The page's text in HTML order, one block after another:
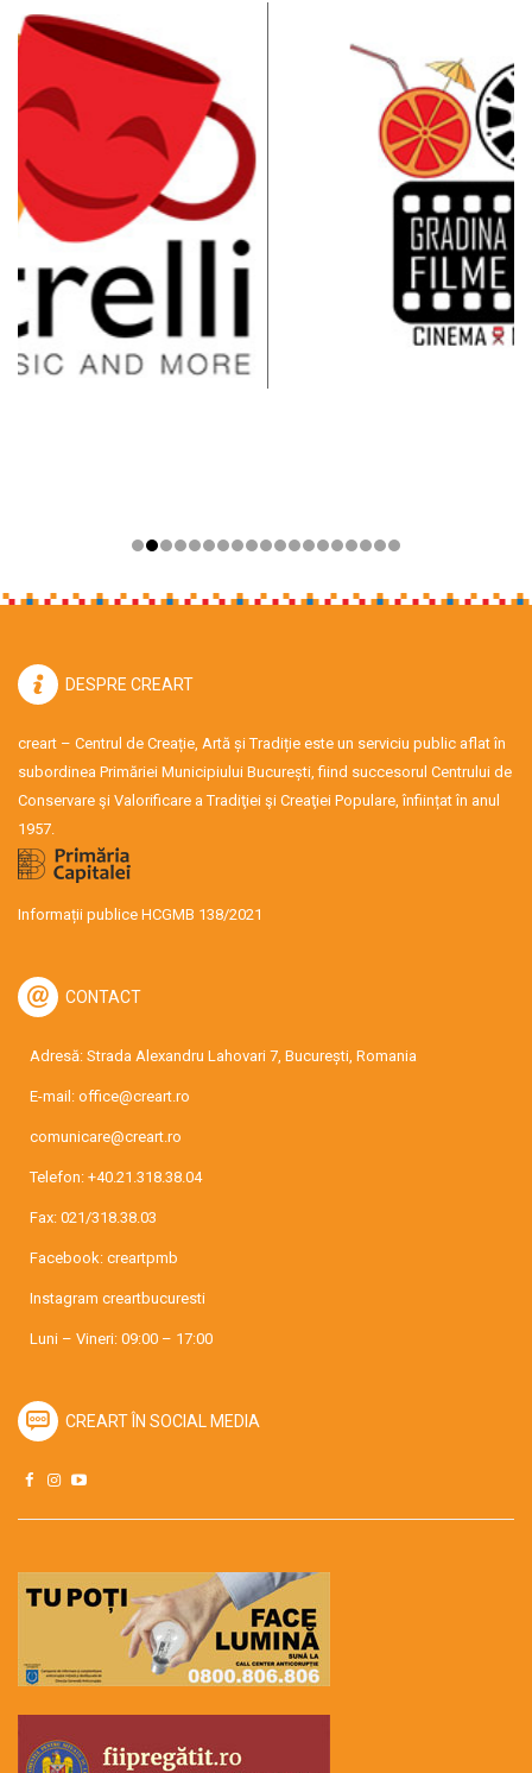
DESPRE CREART
creart – Centrul de Creație, Artă și Tradiție este un serviciu public aflat în
subordinea Primăriei Municipiului București, fiind succesorul Centrului de
Conservare şi Valorificare a Tradiţiei şi Creaţiei Populare, înființat în anul
1957.
Informații publice HCGMB 138/2021
CONTACT
Adresă: Strada Alexandru Lahovari 7, București, Romania
E-mail: office@creart.ro
comunicare@creart.ro
Telefon: +40.21.318.38.04
Fax: 021/318.38.03
Facebook: creartpmb
Instagram creartbucuresti
Luni – Vineri: 09:00 – 17:00
CREART ÎN SOCIAL MEDIA